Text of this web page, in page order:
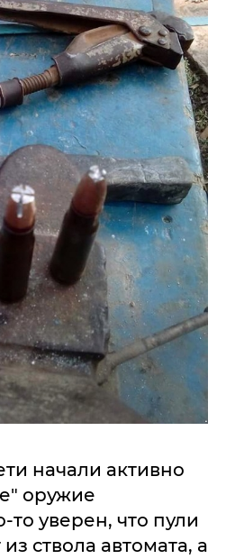
начали активно
оружие
то уверен, что пули
ствола автомата, а